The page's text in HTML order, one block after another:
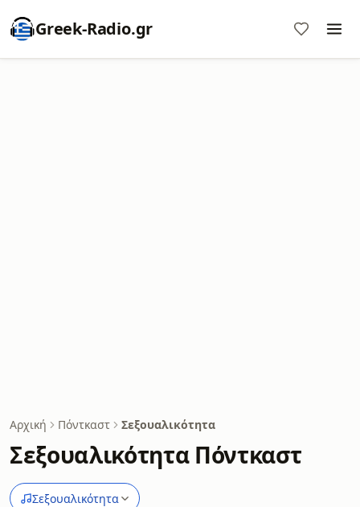
Greek-Radio.gr
Αρχική Πόντκαστ Σεξουαλικότητα
Σεξουαλικότητα Πόντκαστ
Σεξουαλικότητα